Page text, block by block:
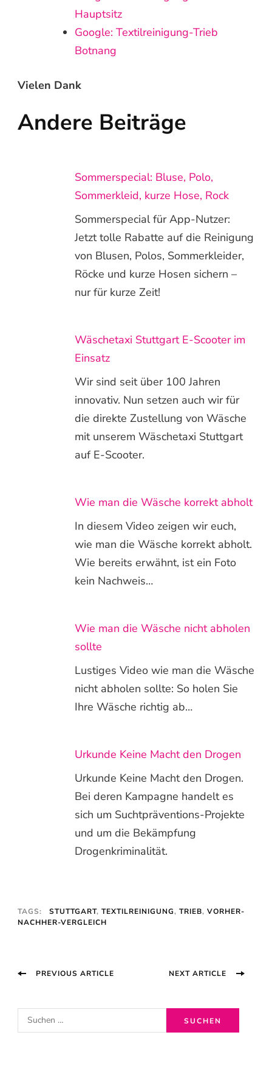
Hauptsitz
Google: Textilreinigung-Trieb
Botnang
Vielen Dank
Andere Beiträge
Sommerspecial: Bluse, Polo,
Sommerkleid, kurze Hose, Rock
Sommerspecial für App-Nutzer:
Jetzt tolle Rabatte auf die Reinigung
von Blusen, Polos, Sommerkleider,
Röcke und kurze Hosen sichern –
nur für kurze Zeit!
Wäschetaxi Stuttgart E-Scooter im
Einsatz
Wir sind seit über 100 Jahren
innovativ. Nun setzen auch wir für
die direkte Zustellung von Wäsche
mit unserem Wäschetaxi Stuttgart
auf E-Scooter.
Wie man die Wäsche korrekt abholt
In diesem Video zeigen wir euch,
wie man die Wäsche korrekt abholt.
Wie bereits erwähnt, ist ein Foto
kein Nachweis…
Wie man die Wäsche nicht abholen
sollte
Lustiges Video wie man die Wäsche
nicht abholen sollte: So holen Sie
Ihre Wäsche richtig ab…
Urkunde Keine Macht den Drogen
Urkunde Keine Macht den Drogen.
Bei deren Kampagne handelt es
sich um Suchtpräventions-Projekte
und um die Bekämpfung
Drogenkriminalität.
TAGS: STUTTGART, TEXTILREINIGUNG, TRIEB, VORHER-
NACHHER-VERGLEICH
PostPREVIOUS ARTICLE NEXT ARTICLE
u